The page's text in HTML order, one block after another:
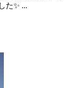
た✨ ...